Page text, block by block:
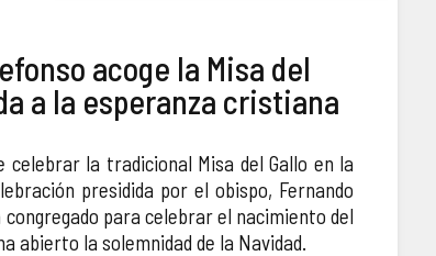
acoge la Misa del
a la esperanza cristiana
celebrar la tradicional Misa del Gallo en la
presidida por el obispo, Fernando
para celebrar el nacimiento del
abierto la solemnidad de la Navidad.